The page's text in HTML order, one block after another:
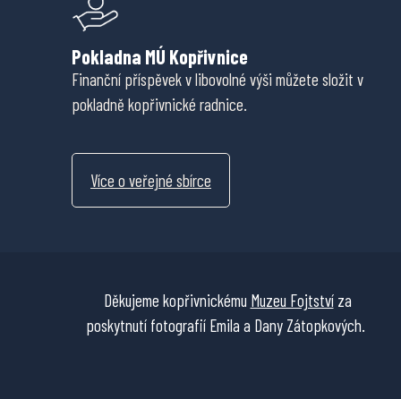
Pokladna MÚ Kopřivnice
Finanční příspěvek v libovolné výši můžete složit v
pokladně kopřivnické radnice.
Více o veřejné sbírce
Děkujeme kopřivnickému Muzeu Fojtstvíza
poskytnutí fotografií Emila a Dany Zátopkových.